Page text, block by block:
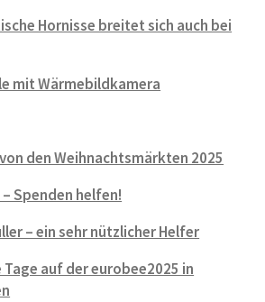
Hornisse breitet sich auch bei
mit Wärmebildkamera
den Weihnachtsmärkten 2025
Spenden helfen!
– ein sehr nützlicher Helfer
auf der eurobee2025 in